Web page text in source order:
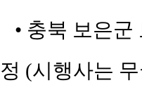
• 충북 보은군
정 (시행사는